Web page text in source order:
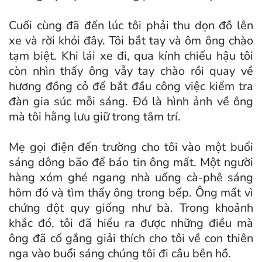
Cuối cùng đã đến lúc tôi phải thu dọn đồ lên
xe và rời khỏi đây. Tôi bắt tay và ôm ông chào
tạm biệt. Khi lái xe đi, qua kính chiếu hậu tôi
còn nhìn thấy ông vẫy tay chào rồi quay về
hương đồng cỏ để bắt đầu công việc kiểm tra
đàn gia súc mỗi sáng. Đó là hình ảnh về ông
mà tôi hằng lưu giữ trong tâm trí.
Mẹ gọi điện đến trường cho tôi vào một buổi
sáng dông bão để báo tin ông mất. Một người
hàng xóm ghé ngang nhà uống cà-phê sáng
hôm đó và tìm thấy ông trong bếp. Ông mất vì
chứng đột quy giống như bà. Trong khoảnh
khắc đó, tôi đã hiểu ra được những điều mà
ông đã cố gắng giải thích cho tôi về con thiên
nga vào buổi sáng chúng tôi đi câu bên hồ.